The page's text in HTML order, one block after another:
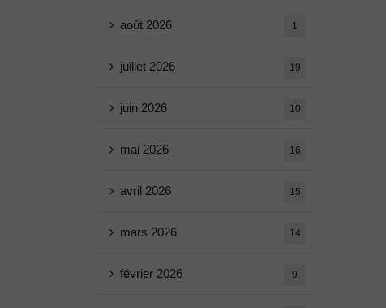
août 2026 1
juillet 2026 19
juin 2026 10
mai 2026 16
avril 2026 15
mars 2026 14
février 2026 9